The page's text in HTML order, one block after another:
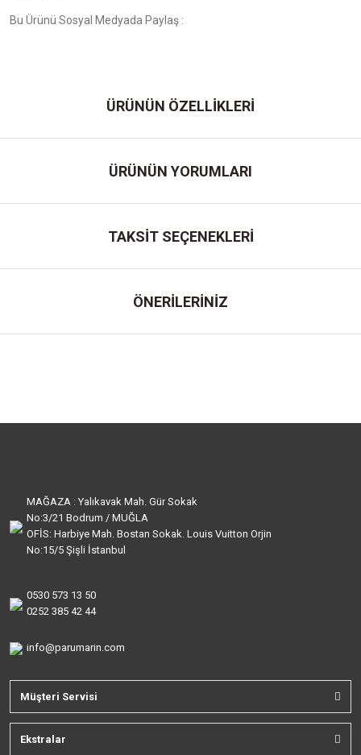
Bu Ürünü Sosyal Medyada Paylaş :
ÜRÜNÜN ÖZELLİKLERİ
ÜRÜNÜN YORUMLARI
TAKSİT SEÇENEKLERİ
ÖNERİLERİNİZ
MAĞAZA : Yalıkavak Mah. Gür Sokak
No:3/21 Bodrum / MUĞLA
OFİS: Harbiye Mah. Bostan Sokak. Louis Vuitton Orjin
No:15/5 Şişli İstanbul
0530 573 13 50
0252 385 42 44
info@parumarin.com
Müşteri Servisi
Ekstralar